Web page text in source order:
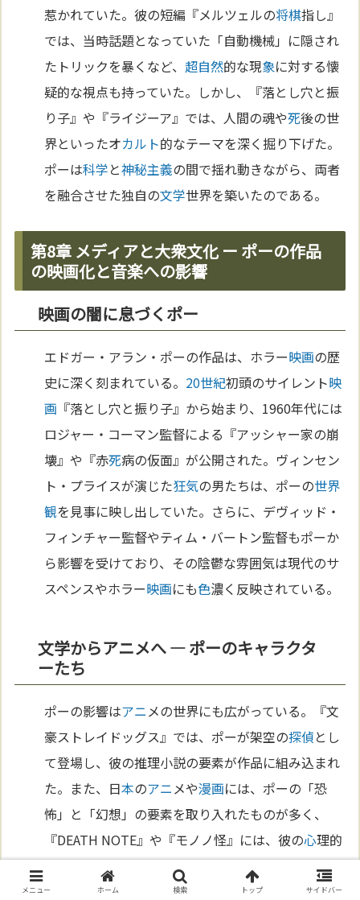
惹かれていた。彼の短編『メルツェルの将棋指し』
では、当時話題となっていた「自動機械」に隠され
たトリックを暴くなど、超自然的な現象に対する懐
疑的な視点も持っていた。しかし、『落とし穴と振
り子』や『ライジーア』では、人間の魂や死後の世
界といったオカルト的なテーマを深く掘り下げた。
ポーは科学と神秘主義の間で揺れ動きながら、両者
を融合させた独自の文学世界を築いたのである。
第8章 メディアと大衆文化 ー ポーの作品
の映画化と音楽への影響
映画の闇に息づくポー
エドガー・アラン・ポーの作品は、ホラー映画の歴
史に深く刻まれている。 20世紀初頭のサイレント映
画 『落とし穴と振り子』から始まり、1960年代には
ロジャー・コーマン監督による『アッシャー家の崩
壊』や『赤死病の仮面』が公開された。ヴィンセン
ト・プライスが演じた狂気の男たちは、ポーの世界
観を見事に映し出していた。さらに、デヴィッド・
フィンチャー監督やティム・バートン監督もポーか
ら影響を受けており、その陰鬱な雰囲気は現代のサ
スペンスやホラー映画にも色濃く反映されている。
文学からアニメへ ― ポーのキャラクタ
ーたち
ポーの影響はアニ メの世界にも広がっている。『文
豪ストレイドッグス』では、ポーが架空の探偵とし
て登場し、彼の推理小説の要素が作品に組み込まれ
た。また、日本のアニ メや漫画には、ポーの「恐
怖」と「幻想」の要素を取り入れたものが多く、
『DEATH NOTE』や『モノノ怪』には、彼の心理的
サスペンスの影響が見られる。ポーの作り出した狂
気
と論理が入り混じる物語は、現代のアニ メや漫画
メニュー ホーム 検索 トップ サイドバー